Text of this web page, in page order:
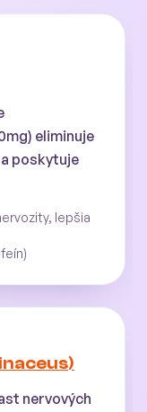
eliminuje
poskytuje
lepšia
nervových